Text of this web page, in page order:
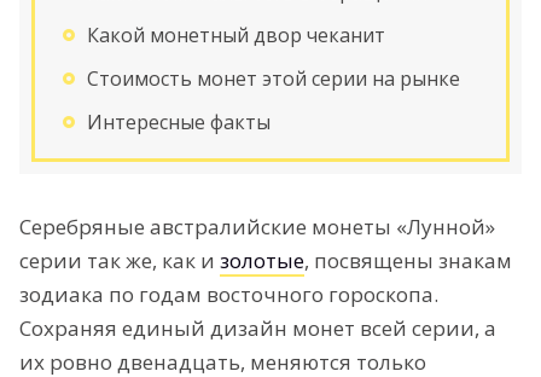
Какой монетный двор чеканит
Стоимость монет этой серии на рынке
Интересные факты
Серебряные австралийские монеты «Лунной»
серии так же, как и золотые, посвящены знакам
зодиака по годам восточного гороскопа.
Сохраняя единый дизайн монет всей серии, а
их ровно двенадцать, меняются только